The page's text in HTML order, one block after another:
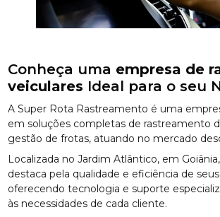
Conheça uma empresa de
veiculares Ideal para o seu
A Super Rota Rastreamento é uma
em soluções completas de rastreamento
gestão de frotas, atuando no mercado
Localizada no Jardim Atlântico, em
destaca pela qualidade e eficiência de
oferecendo tecnologia e suporte
às necessidades de cada cliente.